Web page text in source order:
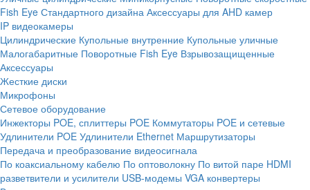
Fish Eye Стандартного дизайна Аксессуары для AHD камер
IP видеокамеры
Цилиндрические Купольные внутренние Купольные уличные
Малогабаритные Поворотные Fish Eye Взрывозащищенные
Аксессуары
Жесткие диски
Микрофоны
Сетевое оборудование
Инжекторы POE, сплиттеры POE Коммутаторы POE и сетевые
Удлинители POE Удлинители Ethernet Маршрутизаторы
Передача и преобразование видеосигнала
По коаксиальному кабелю По оптоволокну По витой паре HDMI
разветвители и усилители USB-модемы VGA конвертеры